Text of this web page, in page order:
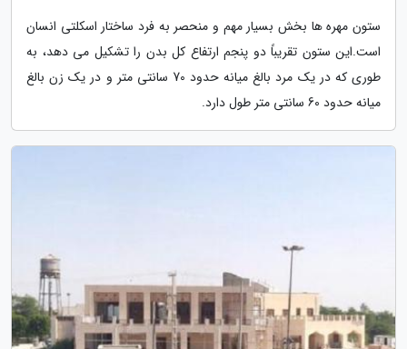
ستون مهره ها بخش بسیار مهم و منحصر به فرد ساختار اسکلتی انسان
است.این ستون تقریباً دو پنجم ارتفاع کل بدن را تشکیل می دهد، به
طوری که در یک مرد بالغ میانه حدود 70 سانتی متر و در یک زن بالغ
میانه حدود 60 سانتی متر طول دارد.